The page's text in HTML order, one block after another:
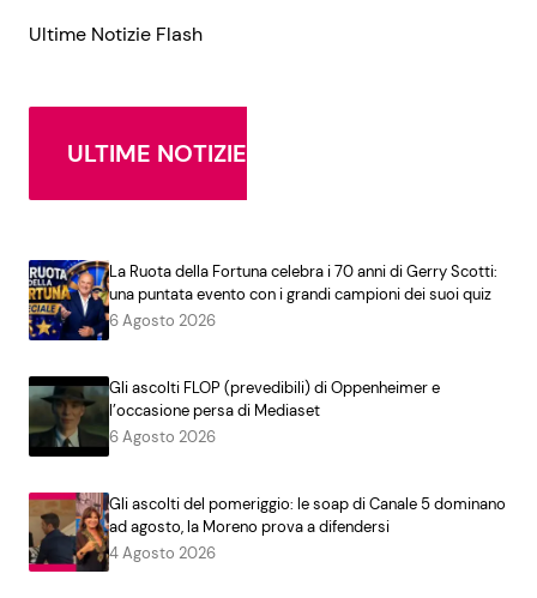
Ultime Notizie Flash
ULTIME NOTIZIE
La Ruota della Fortuna celebra i 70 anni di Gerry Scotti:
una puntata evento con i grandi campioni dei suoi quiz
6 Agosto 2026
Gli ascolti FLOP (prevedibili) di Oppenheimer e
l’occasione persa di Mediaset
6 Agosto 2026
Gli ascolti del pomeriggio: le soap di Canale 5 dominano
ad agosto, la Moreno prova a difendersi
4 Agosto 2026